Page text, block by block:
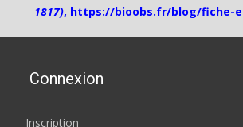
1817), https://bioobs.fr/blog/fiche-
Connexion
Inscription